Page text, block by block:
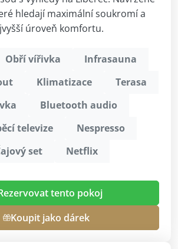
hledají maximální soukromí a
úroveň komfortu.
Obří vířivka
Infrasauna
Klimatizace
Terasa
Bluetooth audio
televize
Nespresso
set
Netflix
tento pokoj
Koupit jako dárek